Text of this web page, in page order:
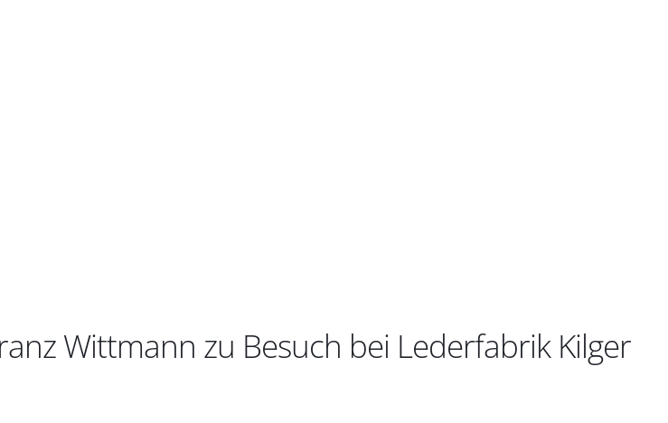
Wittmann zu Besuch bei Lederfabrik Kilger